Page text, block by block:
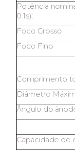
Potência
0.1s):
Foco Grosso
Foco Fino
Comprimento
Diâmetro
Ângulo do
Capacidade de